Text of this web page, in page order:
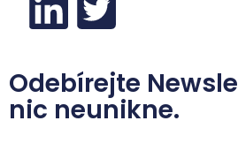
Odebírejte
nic neunikne.